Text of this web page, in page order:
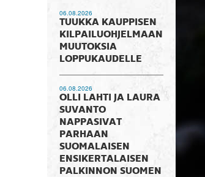
06.08.2026
TUUKKA KAUPPISEN
KILPAILUOHJELMAAN
MUUTOKSIA
LOPPUKAUDELLE
06.08.2026
OLLI LAHTI JA LAURA
SUVANTO
NAPPASIVAT
PARHAAN
SUOMALAISEN
ENSIKERTALAISEN
PALKINNON SUOMEN